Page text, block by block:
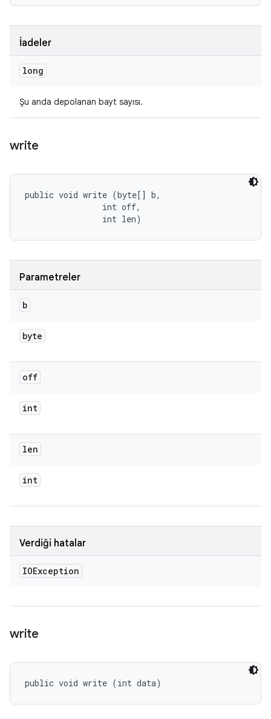
İadeler
long
Şu anda depolanan bayt sayısı.
write
public void write (byte[] b,
                int off,
                int len)
Parametreler
b
byte
off
int
len
int
Verdiği hatalar
IOException
write
public void write (int data)